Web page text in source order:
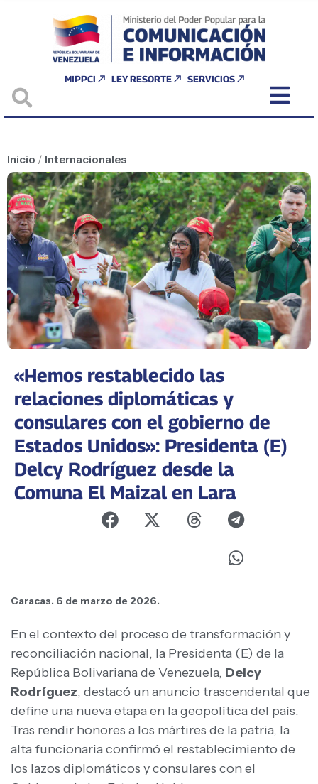
MIPPCI LEY RESORTE SERVICIOS
Inicio / Internacionales
«Hemos restablecido las
relaciones diplomáticas y
consulares con el gobierno de
Estados Unidos»: Presidenta (E)
Delcy Rodríguez desde la
Comuna El Maizal en Lara
Caracas. 6 de marzo de 2026.
En el contexto del proceso de transformación y
reconciliación nacional, la Presidenta (E) de la
República Bolivariana de Venezuela, Delcy
Rodríguez, destacó un anuncio trascendental que
define una nueva etapa en la geopolítica del país.
Tras rendir honores a los mártires de la patria, la
alta funcionaria confirmó el restablecimiento de
los lazos diplomáticos y consulares con el